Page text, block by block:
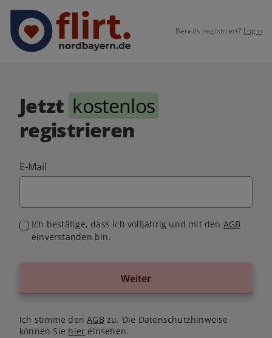
Bereits registriert? Login
Jetzt kostenlos
registrieren
E-Mail
Ich bestätige, dass ich volljährig und mit den AGB
einverstanden bin.
Weiter
Ich stimme denAGB zu. Die Datenschutzhinweise
können Sie hier einsehen.